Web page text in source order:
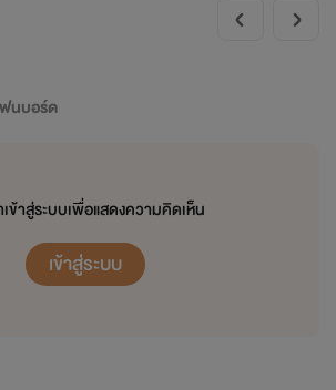
นบอร์ด
ข้าสู่ระบบเพื่อแสดงความคิดเห็น
เข้าสู่ระบบ